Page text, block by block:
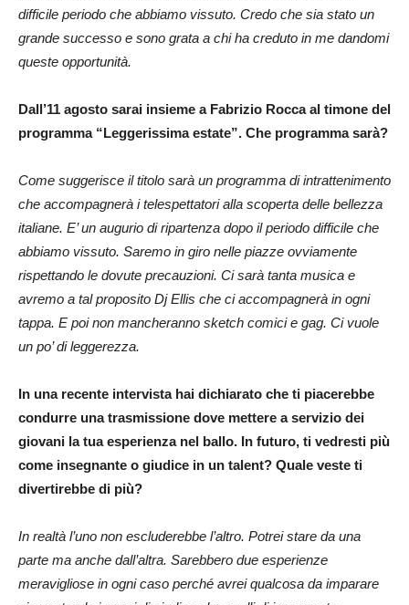
difficile periodo che abbiamo vissuto. Credo che sia stato un
grande successo e sono grata a chi ha creduto in me dandomi
queste opportunità.
Dall’11 agosto sarai insieme a Fabrizio Rocca al timone del
programma “Leggerissima estate”. Che programma sarà?
Come suggerisce il titolo sarà un programma di intrattenimento
che accompagnerà i telespettatori alla scoperta delle bellezza
italiane. E’ un augurio di ripartenza dopo il periodo difficile che
abbiamo vissuto. Saremo in giro nelle piazze ovviamente
rispettando le dovute precauzioni. Ci sarà tanta musica e
avremo a tal proposito Dj Ellis che ci accompagnerà in ogni
tappa. E poi non mancheranno sketch comici e gag. Ci vuole
un po’ di leggerezza.
In una recente intervista hai dichiarato che ti piacerebbe
condurre una trasmissione dove mettere a servizio dei
giovani la tua esperienza nel ballo. In futuro, ti vedresti più
come insegnante o giudice in un talent? Quale veste ti
divertirebbe di più?
In realtà l’uno non escluderebbe l’altro. Potrei stare da una
parte ma anche dall’altra. Sarebbero due esperienze
meravigliose in ogni caso perché avrei qualcosa da imparare